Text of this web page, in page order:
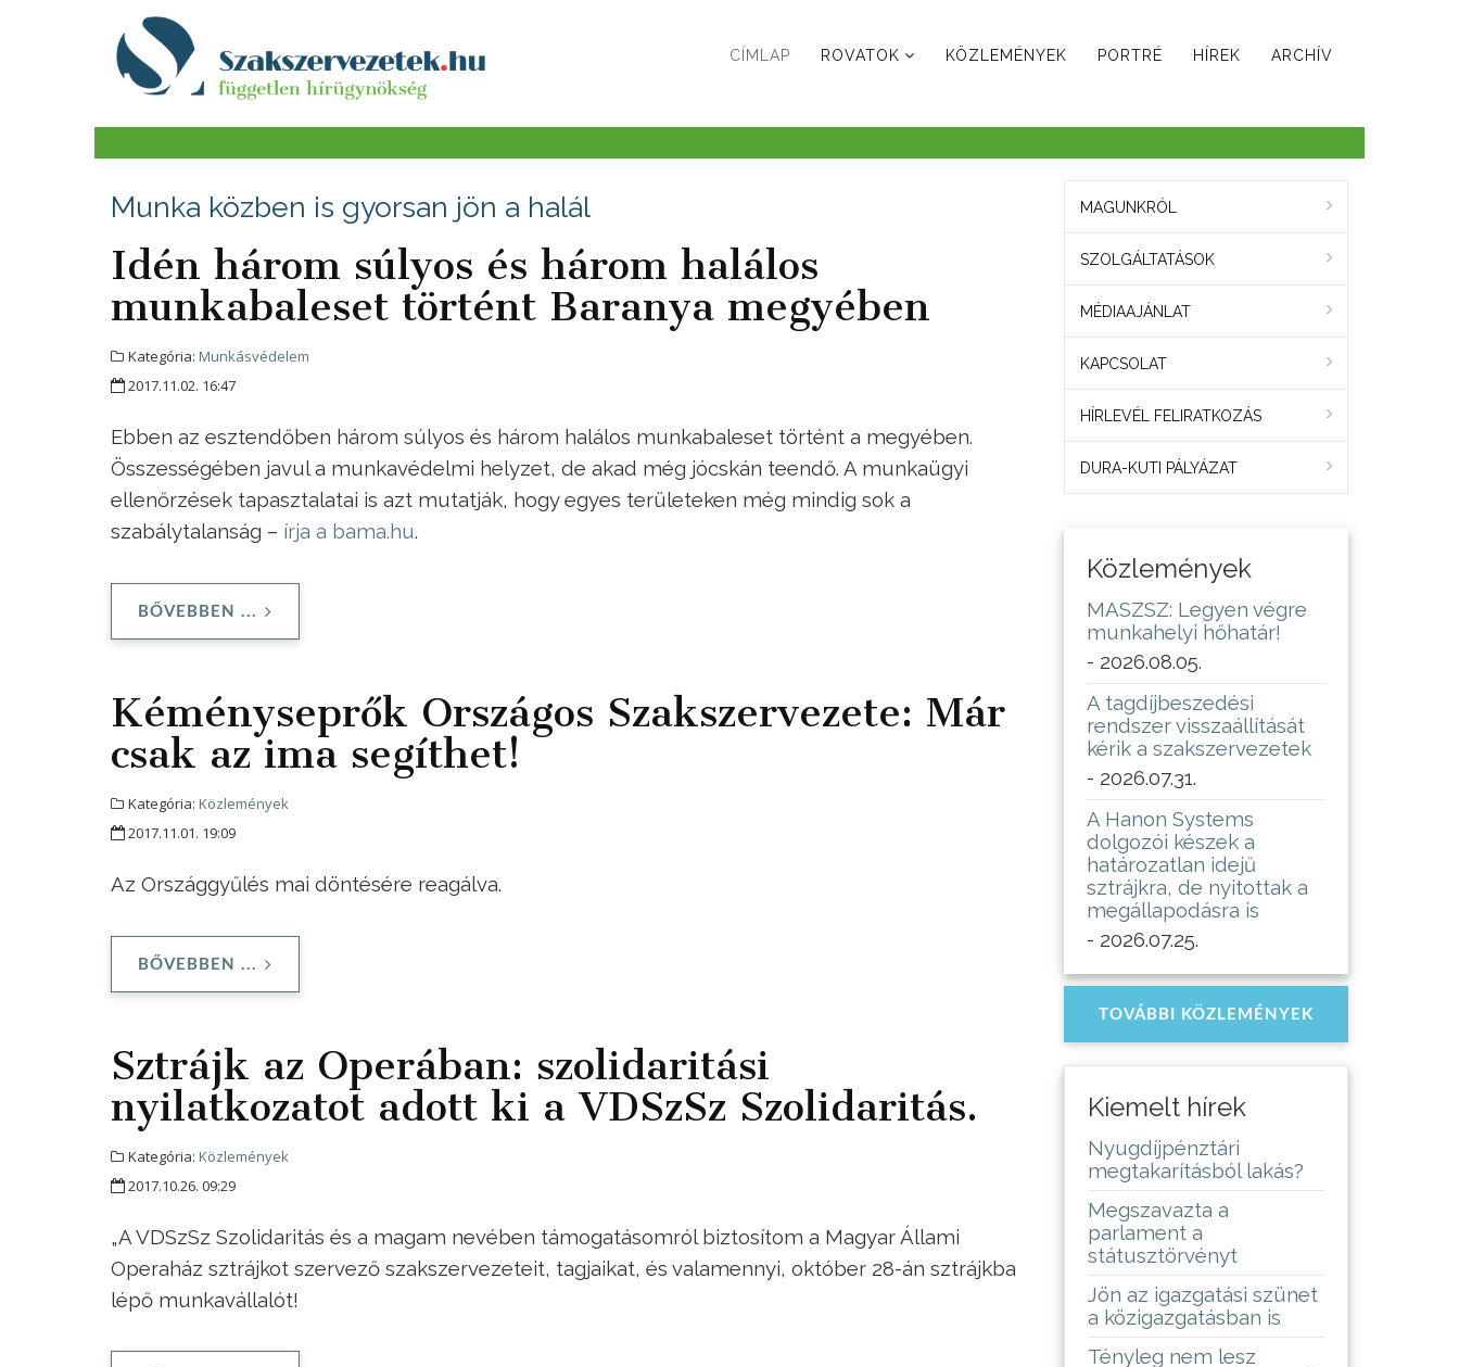
CÍMLAP ROVATOK KÖZLEMÉNYEK PORTRÉ HÍREK ARCHÍV
Munka közben is gyorsan jön a halál
Idén három súlyos és három halálos
munkabaleset történt Baranya megyében
Kategória: Munkásvédelem
2017.11.02. 16:47
Ebben az esztendőben három súlyos és három halálos munkabaleset történt a megyében.
Összességében javul a munkavédelmi helyzet, de akad még jócskán teendő. A munkaügyi
ellenőrzések tapasztalatai is azt mutatják, hogy egyes területeken még mindig sok a
szabálytalanság – írja a bama.hu.
BŐVEBBEN ...
Kéményseprők Országos Szakszervezete: Már
csak az ima segíthet!
Kategória: Közlemények
2017.11.01. 19:09
Az Országgyűlés mai döntésére reagálva.
BŐVEBBEN ...
Sztrájk az Operában: szolidaritási
nyilatkozatot adott ki a VDSzSz Szolidaritás.
Kategória: Közlemények
2017.10.26. 09:29
„A VDSzSz Szolidaritás és a magam nevében támogatásomról biztosítom a Magyar Állami
Operaház sztrájkot szervező szakszervezeteit, tagjaikat, és valamennyi, október 28-án sztrájkba
lépő munkavállalót!
MAGUNKRÓL
SZOLGÁLTATÁSOK
MÉDIAAJÁNLAT
KAPCSOLAT
HÍRLEVÉL FELIRATKOZÁS
DURA-KUTI PÁLYÁZAT
Közlemények
MASZSZ: Legyen végre
munkahelyi hőhatár!
- 2026.08.05.
A tagdíjbeszedési
rendszer visszaállítását
kérik a szakszervezetek
- 2026.07.31.
A Hanon Systems
dolgozói készek a
határozatlan idejű
sztrájkra, de nyitottak a
megállapodásra is
- 2026.07.25.
TOVÁBBI KÖZLEMÉNYEK
Kiemelt hírek
Nyugdíjpénztári
megtakarításból lakás?
Megszavazta a
parlament a
státusztörvényt
Jön az igazgatási szünet
a közigazgatásban is
Tényleg nem lesz